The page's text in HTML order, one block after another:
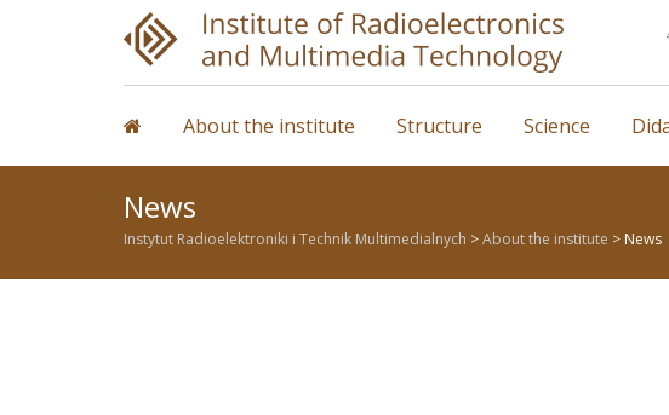
About the institute Structure Science
News
Instytut Radioelektroniki i Technik Multimedialnych >About the institute > News